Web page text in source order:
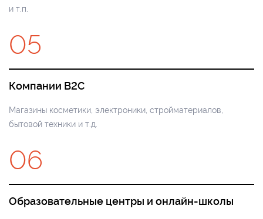
и т.п.
05
Компании B2C
Магазины косметики, электроники, стройматериалов,
бытовой техники и т.д.
06
Образовательные центры и онлайн-школы